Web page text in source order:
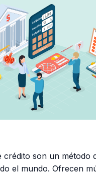
crédito son un método
el mundo. Ofrecen